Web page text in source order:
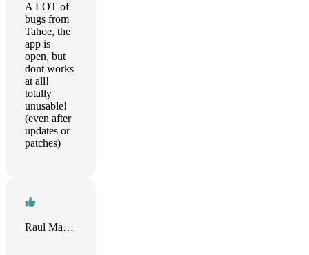
A LOT of
bugs from
Tahoe, the
app is
open, but
dont works
at all!
totally
unusable!
(even after
updates or
patches)
Raul Martinez